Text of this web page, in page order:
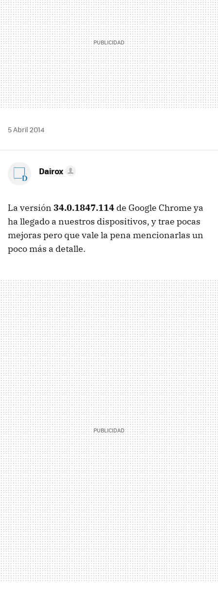
5 Abril 2014
Dairox
La versión 34.0.1847.114 de Google Chrome ya
ha llegado a nuestros dispositivos, y trae pocas
mejoras pero que vale la pena mencionarlas un
poco más a detalle.